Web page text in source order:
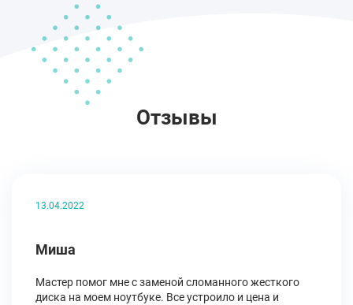
Отзывы
13.04.2022
Миша
Мастер помог мне с заменой сломанного жесткого
диска на моем ноутбуке. Все устроило и цена и